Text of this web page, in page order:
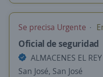
Se precisa Urgente
Oficial de seguridad
ALMACENES EL REY
San José, San José